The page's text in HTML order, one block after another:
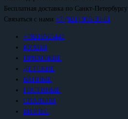
Бесплатная доставка по Санкт-Петербургу
Связаться с нами +7 (921) 965-30-61
+79219565441
КУХНИ
ПРИХОЖИЕ
ДЕТСКИЕ
ВАННЫЕ
ГОСТИНЫЕ
СПАЛЬНИ
БИЗНЕС